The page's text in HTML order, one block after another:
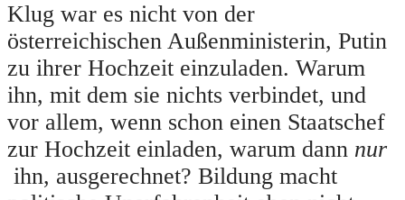
Klug war es nicht von der
österreichischen Außenministerin, Putin
zu ihrer Hochzeit einzuladen. Warum
ihn, mit dem sie nichts verbindet, und
vor allem, wenn schon einen Staatschef
zur Hochzeit einladen, warum dann nur
ihn, ausgerechnet? Bildung macht